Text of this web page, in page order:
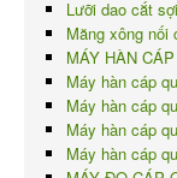
Lưỡi dao cắt
Măng xông nối
MÁY HÀN
Máy hàn cáp
Máy hàn cáp
Máy hàn cáp
Máy hàn cáp